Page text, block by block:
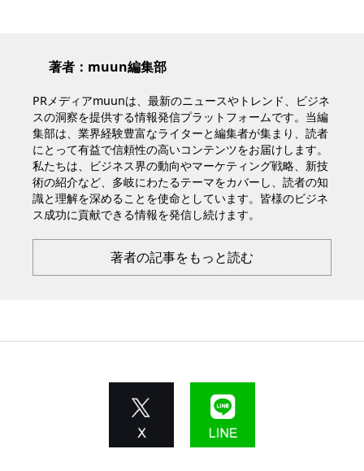
著者：muun編集部
PRメディアmuunは、最新のニュースやトレンド、ビジネ
スの洞察を提供する情報発信プラットフォームです。当編
集部は、業界経験豊富なライターと編集者が集まり、読者
にとって有益で信頼性の高いコンテンツをお届けします。
私たちは、ビジネス界の動向やマーケティング戦略、新技
術の紹介など、多岐にわたるテーマをカバーし、読者の知
識と理解を深めることを使命としています。皆様のビジネ
ス成功に貢献できる情報を発信し続けます。
著者の記事をもっと読む